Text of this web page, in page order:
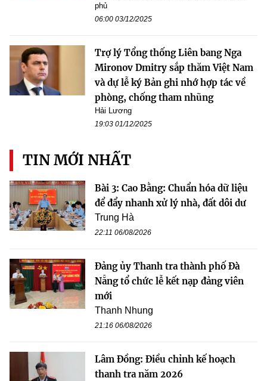
phủ
06:00 03/12/2025
Trợ lý Tổng thống Liên bang Nga
Mironov Dmitry sắp thăm Việt Nam
và dự lễ ký Bản ghi nhớ hợp tác về
phòng, chống tham nhũng
Hải Lương
19:03 01/12/2025
TIN MỚI NHẤT
Bài 3: Cao Bằng: Chuẩn hóa dữ liệu
để đẩy nhanh xử lý nhà, đất dôi dư
Trung Hà
22:11 06/08/2026
Đảng ủy Thanh tra thành phố Đà
Nẵng tổ chức lễ kết nạp đảng viên
mới
Thanh Nhung
21:16 06/08/2026
Lâm Đồng: Điều chỉnh kế hoạch
thanh tra năm 2026